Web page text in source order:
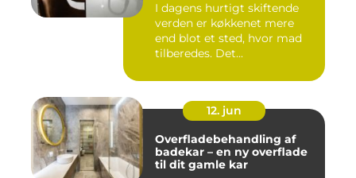
I dagens hurtigt skiftende
verden er køkkenet mere
end blot et sted, hvor mad
tilberedes. Det...
12. jun
Overfladebehandling af
badekar – en ny overflade
til dit gamle kar